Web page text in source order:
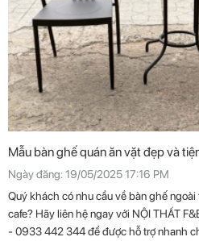
Mẫu bàn ghế quán ăn vặt đẹp và
Ngày đăng: 19/05/2025 17:16 PM
Quý khách có nhu cầu về bàn ghế ngoài
cafe? Hãy liên hệ ngay với NỘI THẤT
- 0933 442 344 để được hỗ trợ nhanh